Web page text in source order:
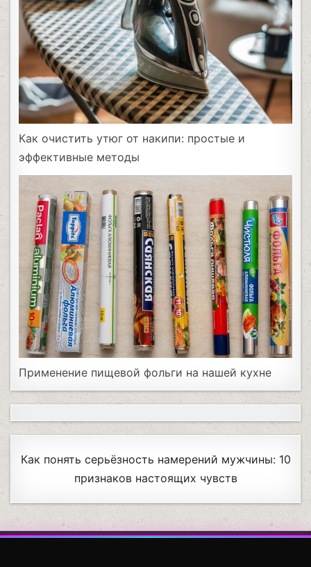
Как очистить утюг от накипи: простые и
эффективные методы
Применение пищевой фольги на нашей кухне
Как понять серьёзность намерений мужчины: 10
признаков настоящих чувств